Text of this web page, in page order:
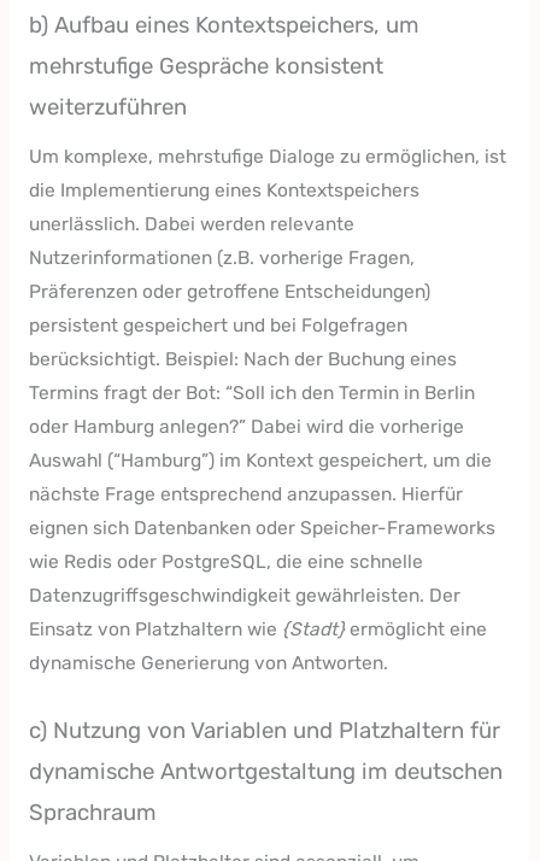
b) Aufbau eines Kontextspeichers, um
mehrstufige Gespräche konsistent
weiterzuführen
Um komplexe, mehrstufige Dialoge zu ermöglichen, ist
die Implementierung eines Kontextspeichers
unerlässlich. Dabei werden relevante
Nutzerinformationen (z.B. vorherige Fragen,
Präferenzen oder getroffene Entscheidungen)
persistent gespeichert und bei Folgefragen
berücksichtigt. Beispiel: Nach der Buchung eines
Termins fragt der Bot: “Soll ich den Termin in Berlin
oder Hamburg anlegen?” Dabei wird die vorherige
Auswahl (“Hamburg”) im Kontext gespeichert, um die
nächste Frage entsprechend anzupassen. Hierfür
eignen sich Datenbanken oder Speicher-Frameworks
wie Redis oder PostgreSQL, die eine schnelle
Datenzugriffsgeschwindigkeit gewährleisten. Der
Einsatz von Platzhaltern wie {Stadt}ermöglicht eine
dynamische Generierung von Antworten.
c) Nutzung von Variablen und Platzhaltern für
dynamische Antwortgestaltung im deutschen
Sprachraum